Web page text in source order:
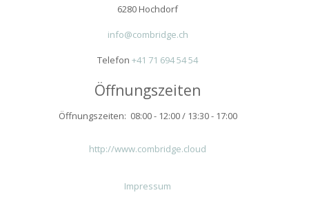
6280 Hochdorf
info@combridge.ch
Telefon +41 71 694 54 54
Öffnungszeiten
Öffnungszeiten: 08:00 - 12:00 / 13:30 - 17:00
http://www.combridge.cloud
Impressum